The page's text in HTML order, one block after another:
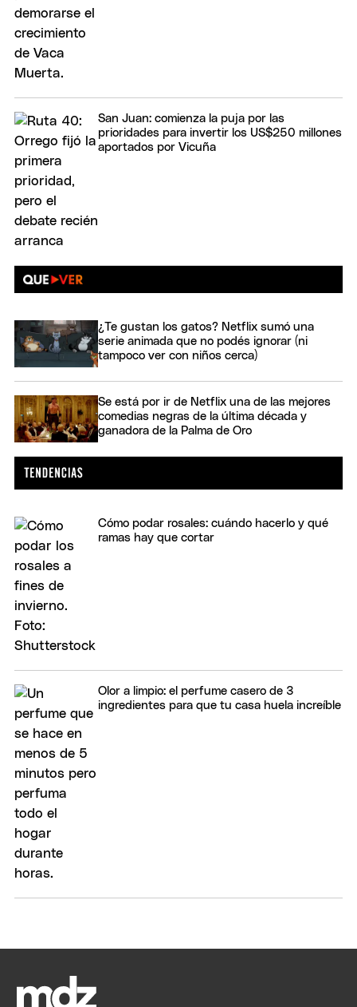
San Juan: comienza la puja por las
prioridades para invertir los US$250 millones
aportados por Vicuña
¿Te gustan los gatos? Netflix sumó una
serie animada que no podés ignorar (ni
tampoco ver con niños cerca)
Se está por ir de Netflix una de las mejores
comedias negras de la última década y
ganadora de la Palma de Oro
Cómo podar rosales: cuándo hacerlo y qué
ramas hay que cortar
Olor a limpio: el perfume casero de 3
ingredientes para que tu casa huela increíble